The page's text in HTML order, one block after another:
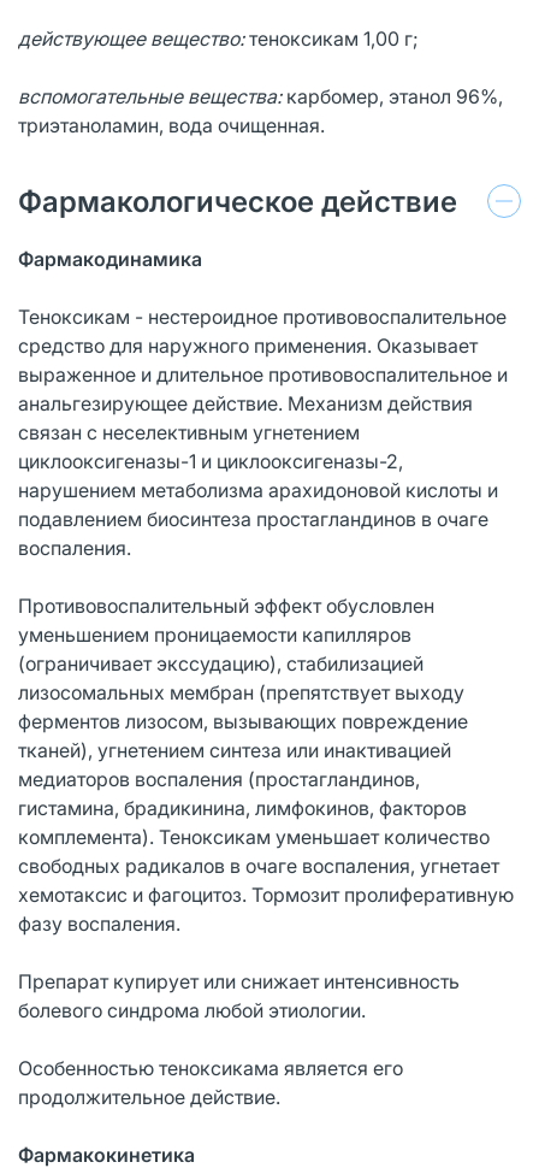
действующее вещество:теноксикам 1,00 г;
вспомогательные вещества:карбомер, этанол 96%,
триэтаноламин, вода очищенная.
Фармакологическое действие
Фармакодинамика
Теноксикам - нестероидное противовоспалительное
средство для наружного применения. Оказывает
выраженное и длительное противовоспалительное и
анальгезирующее действие. Механизм действия
связан с неселективным угнетением
циклооксигеназы-1 и циклооксигеназы-2,
нарушением метаболизма арахидоновой кислоты и
подавлением биосинтеза простагландинов в очаге
воспаления.
Противовоспалительный эффект обусловлен
уменьшением проницаемости капилляров
(ограничивает экссудацию), стабилизацией
лизосомальных мембран (препятствует выходу
ферментов лизосом, вызывающих повреждение
тканей), угнетением синтеза или инактивацией
медиаторов воспаления (простагландинов,
гистамина, брадикинина, лимфокинов, факторов
комплемента). Теноксикам уменьшает количество
свободных радикалов в очаге воспаления, угнетает
хемотаксис и фагоцитоз. Тормозит пролиферативную
фазу воспаления.
Препарат купирует или снижает интенсивность
болевого синдрома любой этиологии.
Особенностью теноксикама является его
продолжительное действие.
Фармакокинетика